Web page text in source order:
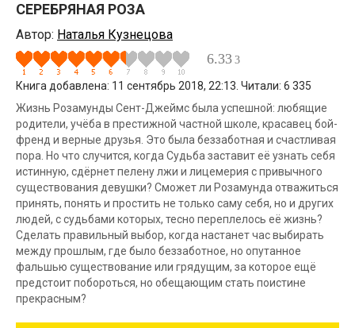
СЕРЕБРЯНАЯ РОЗА
Автор: Наталья Кузнецова
6.33 3
Книга добавлена: 11 сентябрь 2018, 22:13. Читали: 6 335
Жизнь Розамунды Сент-Джеймс была успешной: любящие
родители, учёба в престижной частной школе, красавец бой-
френд и верные друзья. Это была беззаботная и счастливая
пора. Но что случится, когда Судьба заставит её узнать себя
истинную, сдёрнет пелену лжи и лицемерия с привычного
существования девушки? Сможет ли Розамунда отважиться
принять, понять и простить не только саму себя, но и других
людей, с судьбами которых, тесно переплелось её жизнь?
Сделать правильный выбор, когда настанет час выбирать
между прошлым, где было беззаботное, но опутанное
фальшью существование или грядущим, за которое ещё
предстоит побороться, но обещающим стать поистине
прекрасным?